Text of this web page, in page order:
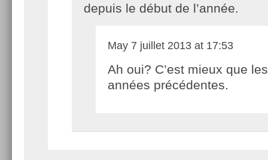
depuis le début de l’année.
May 7 juillet 2013 at 17:53
Ah oui? C’est mieux que les
années précédentes.